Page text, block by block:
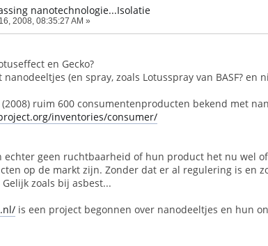
nanotechnologie...Isolatie
2008, 08:35:27 AM »
en Gecko?
(en spray, zoals Lotusspray van BASF? en
ruim 600 consumentenproducten bekend met
inventories/consumer/
echter geen ruchtbaarheid of hun product het nu wel
op de markt zijn. Zonder dat er al regulering is en
zoals bij asbest...
is een project begonnen over nanodeeltjes en hun